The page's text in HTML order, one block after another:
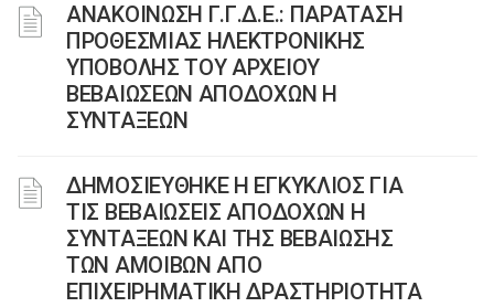
ΑΝΑΚΟΙΝΩΣΗ Γ.Γ.Δ.Ε.: ΠΑΡΑΤΑΣΗ
ΠΡΟΘΕΣΜΙΑΣ ΗΛΕΚΤΡΟΝΙΚΗΣ
ΥΠΟΒΟΛΗΣ ΤΟΥ ΑΡΧΕΙΟΥ
ΒΕΒΑΙΩΣΕΩΝ ΑΠΟΔΟΧΩΝ Η
ΣΥΝΤΑΞΕΩΝ
ΔΗΜΟΣΙΕΥΘΗΚΕ Η ΕΓΚΥΚΛΙΟΣ ΓΙΑ
ΤΙΣ ΒΕΒΑΙΩΣΕΙΣ ΑΠΟΔΟΧΩΝ Η
ΣΥΝΤΑΞΕΩΝ ΚΑΙ ΤΗΣ ΒΕΒΑΙΩΣΗΣ
ΤΩΝ ΑΜΟΙΒΩΝ ΑΠΟ
ΕΠΙΧΕΙΡΗΜΑΤΙΚΗ ΔΡΑΣΤΗΡΙΟΤΗΤΑ